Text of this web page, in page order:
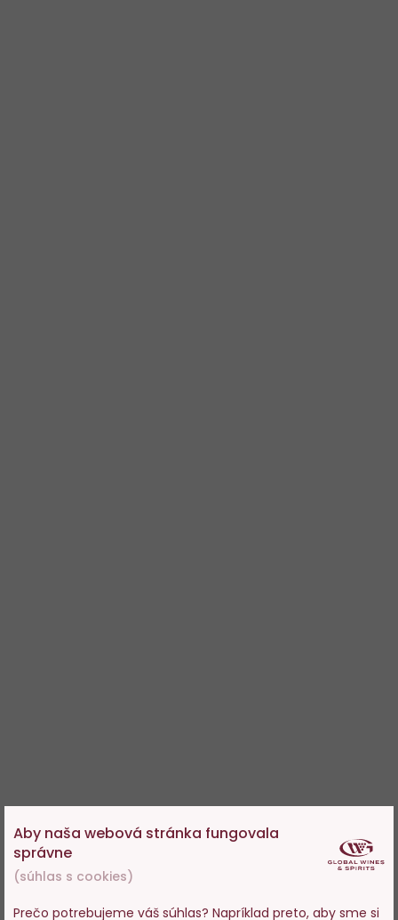
Aby naša webová stránka fungovala
správne
(súhlas s cookies)
Prečo potrebujeme váš súhlas? Napríklad preto, aby sme si